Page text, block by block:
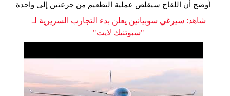
أوضح أن اللقاح سيقلص عملية التطعيم من جرعتين إلى واحدة
شاهد: سيرغي سوبيانين يعلن بدء التجارب السريرية لـ
"سبوتنيك لايت"